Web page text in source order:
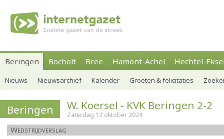
Beringen Bocholt Bree Hamont-Achel Hechtel-
Nieuws Nieuwsarchief Kalender Groeten & felicitaties
Beringen W. Koersel - KVK Beringen 2-2
Zaterdag 12 oktober 2024
Wedstrijdverslag